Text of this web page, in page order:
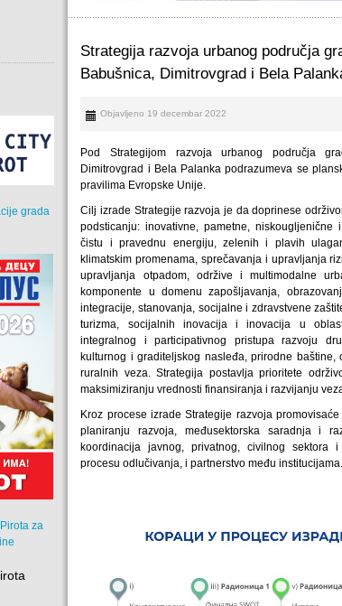
Strategija razvoja urbanog područja
Babušnica, Dimitrovgrad i Bela
Objavljeno 19 decembar 2022
Pod Strategijom razvoja urbanog područja
Dimitrovgrad i Bela Palanka podrazumeva se
pravilima Evropske Unije.
Cilj izrade Strategije razvoja je da doprinese
podsticanju: inovativne, pametne,
čistu i pravednu energiju, zelenih i plavih
klimatskim promenama, sprečavanja i upravljanja
upravljanja otpadom, održive i multimodalne
komponente u domenu zapošljavanja,
integracije, stanovanja, socijalne i zdravstvene
turizma, socijalnih inovacija i inovacija u
integralnog i participativnog pristupa razvoju
kulturnog i graditeljskog nasleđa, prirodne
ruralnih veza. Strategija postavlja prioritete
maksimiziranju vrednosti finansiranja i razvijanju
Kroz procese izrade Strategije razvoja
planiranju razvoja, međusektorska saradnja i
koordinacija javnog, privatnog, civilnog sektora
procesu odlučivanja, i partnerstvo među
grada
za